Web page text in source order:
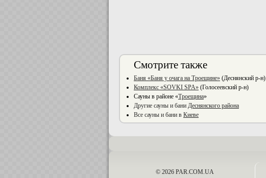
Смотрите также
Баня «Баня у очага на Троещине» (Деснянский р-н)
Комплекс «SOVKI SPA» (Голосеевский р-н)
Сауны в районе «Троещина»
Другие сауны и бани Деснянского района
Все сауны и бани в Киеве
© 2026 PAR.COM.UA